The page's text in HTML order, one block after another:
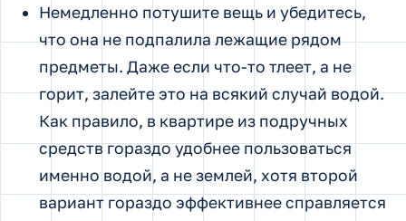
Немедленно потушите вещь и убедитесь,
что она не подпалила лежащие рядом
предметы. Даже если что-то тлеет, а не
горит, залейте это на всякий случай водой.
Как правило, в квартире из подручных
средств гораздо удобнее пользоваться
именно водой, а не землей, хотя второй
вариант гораздо эффективнее справляется